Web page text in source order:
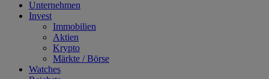
Unternehmen
Invest
Immobilien
Aktien
Krypto
Märkte / Börse
Watches